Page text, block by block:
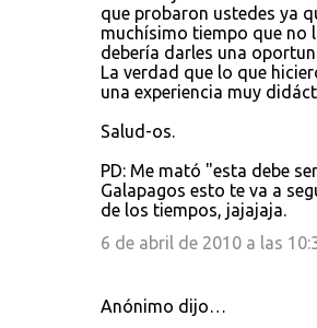
que probaron ustedes ya
muchísimo tiempo que no
debería darles una
La verdad que lo que
una experiencia muy
Salud-os.
PD: Me mató "esta debe
Galapagos esto te va a
de los tiempos, jajajaja.
6 de abril de 2010 a las
Anónimo dijo…